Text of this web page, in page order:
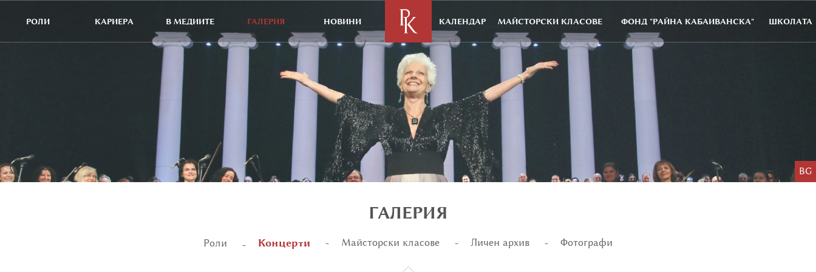
РОЛИ КАРИЕРА В МЕДИИТЕ ГАЛЕРИЯ НОВИНИ КАЛЕНДАР МАЙСТОРСКИ КЛАСОВЕ ФОНД "РАЙНА КАБАИВАНСКА" ШКОЛАТА
BG
ГАЛЕРИЯ
Роли Концерти Майсторски класове Личен архив Фотографи